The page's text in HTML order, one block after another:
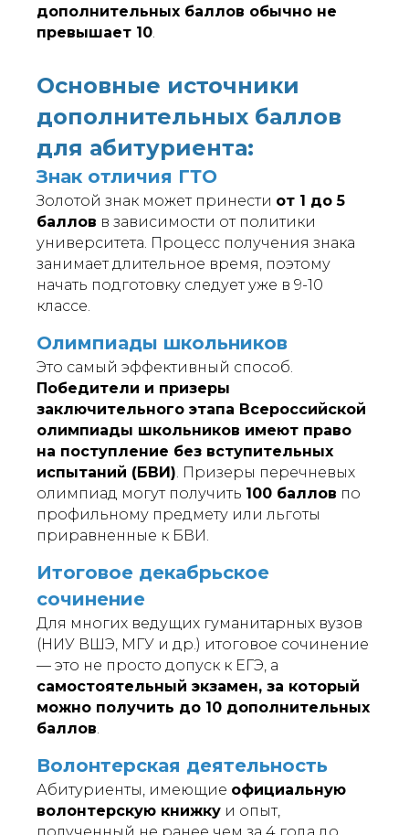
дополнительных баллов обычно не
превышает 10.
Основные источники
дополнительных баллов
для абитуриента:
Знак отличия ГТО
Золотой знак может принести от 1 до 5
баллов в зависимости от политики
университета. Процесс получения знака
занимает длительное время, поэтому
начать подготовку следует уже в 9-10
классе.
Олимпиады школьников
Это самый эффективный способ.
Победители и призеры
заключительного этапа Всероссийской
олимпиады школьников имеют право
на поступление без вступительных
испытаний (БВИ). Призеры перечневых
олимпиад могут получить 100 баллов по
профильному предмету или льготы
приравненные к БВИ.
Итоговое декабрьское
сочинение
Для многих ведущих гуманитарных вузов
(НИУ ВШЭ, МГУ и др.) итоговое сочинение
— это не просто допуск к ЕГЭ, а
самостоятельный экзамен, за который
можно получить до 10 дополнительных
баллов.
Волонтерская деятельность
Абитуриенты, имеющие официальную
волонтерскую книжку и опыт,